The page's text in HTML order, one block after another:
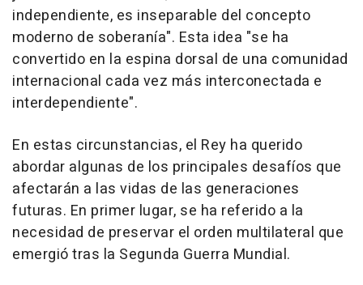
independiente, es inseparable del concepto
moderno de soberanía". Esta idea "se ha
convertido en la espina dorsal de una comunidad
internacional cada vez más interconectada e
interdependiente".
En estas circunstancias, el Rey ha querido
abordar algunas de los principales desafíos que
afectarán a las vidas de las generaciones
futuras. En primer lugar, se ha referido a la
necesidad de preservar el orden multilateral que
emergió tras la Segunda Guerra Mundial.